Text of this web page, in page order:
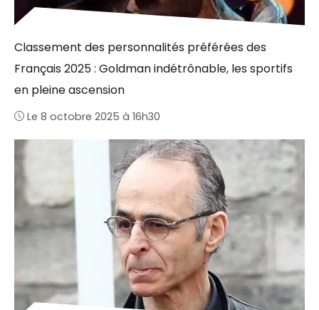
Classement des personnalités préférées des
Français 2025 : Goldman indétrônable, les sportifs
en pleine ascension
Le 8 octobre 2025 à 16h30